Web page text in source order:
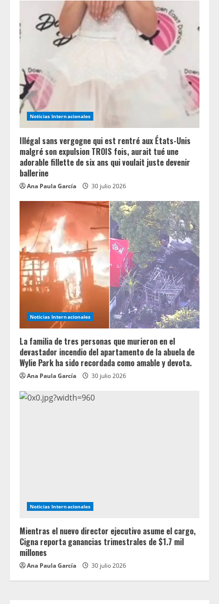
R
a
d
i
n
g
Noticias Internacionales
Illégal sans vergogne qui est rentré aux États-Unis
malgré son expulsion TROIS fois, aurait tué une
adorable fillette de six ans qui voulait juste devenir
ballerine
Ana Paula García 30 julio 2026
Noticias Internacionales
La familia de tres personas que murieron en el
devastador incendio del apartamento de la abuela de
Wylie Park ha sido recordada como amable y devota.
Ana Paula García 30 julio 2026
Noticias Internacionales
Mientras el nuevo director ejecutivo asume el cargo,
Cigna reporta ganancias trimestrales de $1.7 mil
millones
Ana Paula García 30 julio 2026